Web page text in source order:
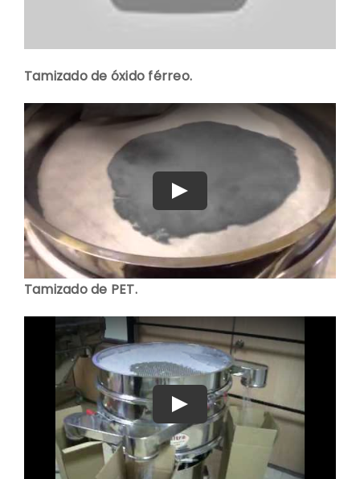
Tamizado de óxido férreo.
Play
Tamizado de PET.
Play